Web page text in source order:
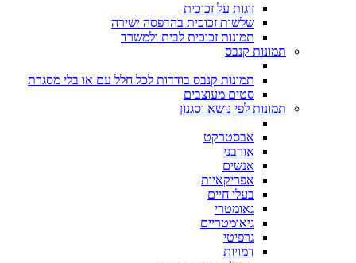
זוגות על זכוכית
שלשות זכוכית בהדפסה ישירה
תמונות זכוכית לבית ולמשרד
תמונות קנבס
תמונות קנבס בודדות לכל חלל עם או בלי מסגרת
סטים מעוצבים
תמונות לפי נושא וסגנון
אבסטרקט
אורבני
אנשים
אפריקאיות
בעלי חיים
גאומטרי
גיאומטריים
גרפיטי
דמויות